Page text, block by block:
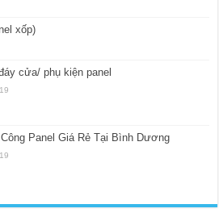
xốp)
cửa/ phụ kiện panel
Công Panel Giá Rẻ Tại Bình Dương